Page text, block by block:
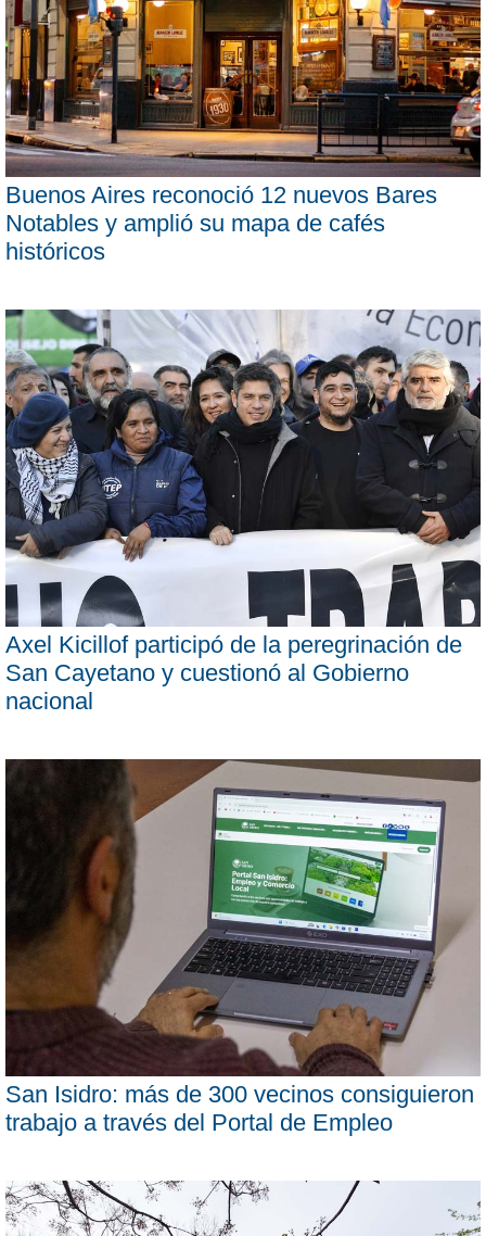
Buenos Aires reconoció 12 nuevos Bares
Notables y amplió su mapa de cafés
históricos
Axel Kicillof participó de la peregrinación de
San Cayetano y cuestionó al Gobierno
nacional
San Isidro: más de 300 vecinos consiguieron
trabajo a través del Portal de Empleo